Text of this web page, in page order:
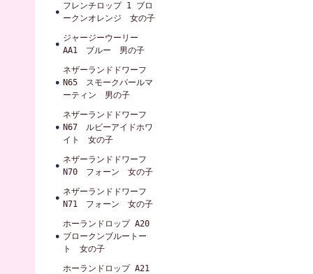
フレンチロップ 1 ブロ
ークンオレンジ 女の子
ジャージーウーリー
AA1 ブルー 男の子
ネザーランドドワーフ
N65 スモークパールマ
ーティン 男の子
ネザーランドドワーフ
N67 ルビーアイドホワ
イト 女の子
ネザーランドドワーフ
N70 フォーン 女の子
ネザーランドドワーフ
N71 フォーン 女の子
ホーランドロップ A20
ブロークンブルートー
ト 女の子
ホーランドロップ A21